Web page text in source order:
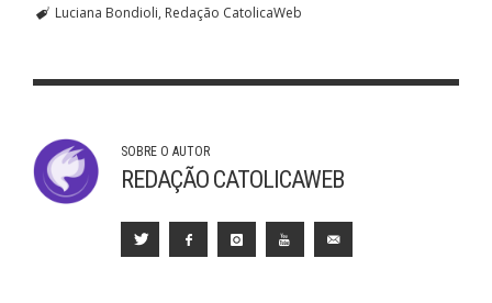
Luciana Bondioli Redação CatolicaWeb
SOBRE O AUTOR
REDAÇÃO CATOLICAWEB